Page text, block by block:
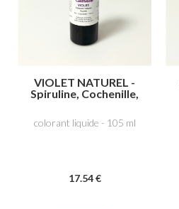
VIOLET NATUREL -
Spiruline, Cochenille,
colorant liquide - 105 ml
17.54 €